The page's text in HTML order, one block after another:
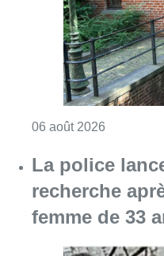
06 août 2026
La police
recherche
femme de 33